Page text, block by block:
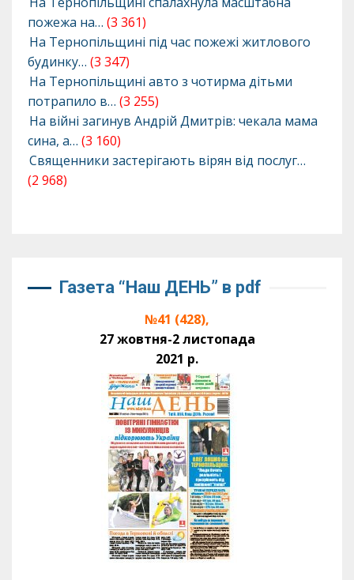
пожежа на… (3 361)
На Тернопільщині під час пожежі житлового
будинку… (3 347)
На Тернопільщині авто з чотирма дітьми
потрапило в… (3 255)
На війні загинув Андрій Дмитрів: чекала мама
сина, а… (3 160)
Священники застерігають вірян від послуг…
(2 968)
Газета “Наш ДЕНЬ” в pdf
№41 (428),
27 жовтня-2 листопада
2021 р.